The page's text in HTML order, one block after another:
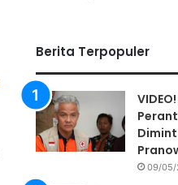
Berita Terpopuler
09/05/